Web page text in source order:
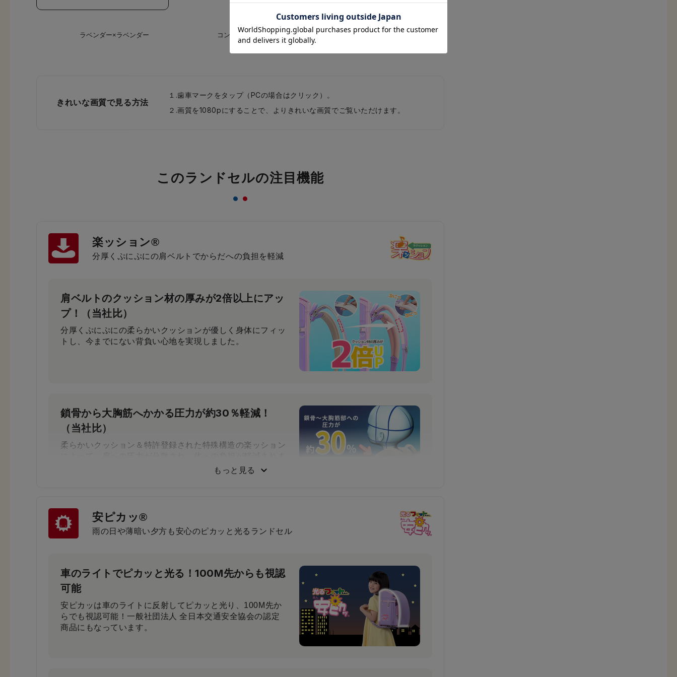
ラベンダー×ラベンダー コン×ネイビーブルー
きれいな画質で見る方法
１.歯車マークをタップ（PCの場合はクリック）。
２.画質を1080pにすることで、よりきれいな画質でご覧いただけます。
このランドセルの注目機能
楽ッション®
分厚くぷにぷにの肩ベルトでからだへの負担を軽減
肩ベルトのクッション材の厚みが2倍以上にアッ
プ！（当社比）
分厚くぷにぷにの柔らかいクッションが優しく身体にフィッ
トし、今までにない背負い心地を実現しました。
鎖骨から大胸筋へかかる圧力が約30％軽減！
（当社比）
柔らかいクッション＆特許登録された特殊構造の楽ッション
小学生から支持される圧倒的な背負い心地
もっと見る
安ピカッ®
雨の日や薄暗い夕方も安心のピカッと光るランドセル
車のライトでピカッと光る！100M先からも視認
可能
安ピカッは車のライトに反射してピカッと光り、100M先か
らでも視認可能！一般社団法人 全日本交通安全協会の認定
商品にもなっています。